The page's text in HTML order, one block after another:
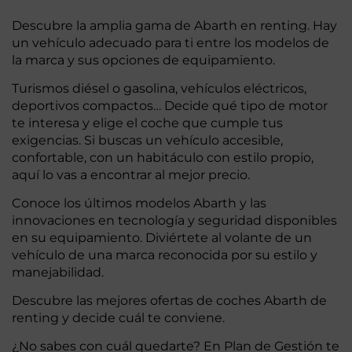
Descubre la amplia gama de Abarth en renting. Hay
un vehículo adecuado para ti entre los modelos de
la marca y sus opciones de equipamiento.
Turismos diésel o gasolina, vehículos eléctricos,
deportivos compactos… Decide qué tipo de motor
te interesa y elige el coche que cumple tus
exigencias. Si buscas un vehículo accesible,
confortable, con un habitáculo con estilo propio,
aquí lo vas a encontrar al mejor precio.
Conoce los últimos modelos Abarth y las
innovaciones en tecnología y seguridad disponibles
en su equipamiento. Diviértete al volante de un
vehículo de una marca reconocida por su estilo y
manejabilidad.
Descubre las mejores ofertas de coches Abarth de
renting y decide cuál te conviene.
¿No sabes con cuál quedarte? En Plan de Gestión te